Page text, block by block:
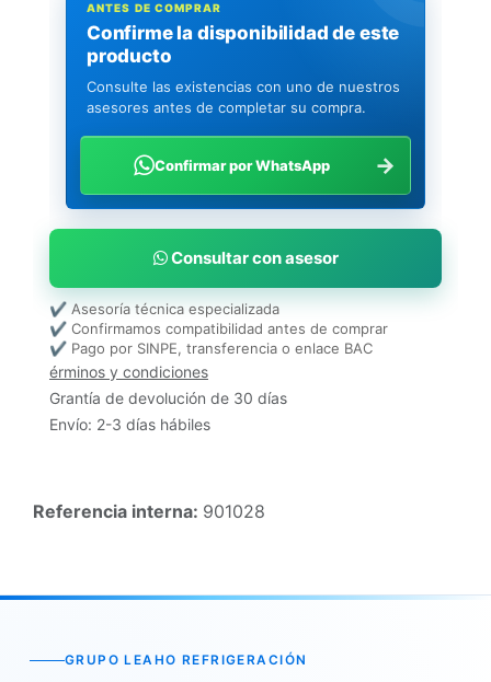
ANTES DE COMPRAR
Confirme la disponibilidad de este
producto
Consulte las existencias con uno de nuestros
asesores antes de completar su compra.
Confirmar por WhatsApp →
Consultar con asesor
✔ Asesoría técnica especializada
✔ Confirmamos compatibilidad antes de comprar
✔ Pago por SINPE, transferencia o enlace BAC
érminos y condiciones
Grantía de devolución de 30 días
Envío: 2-3 días hábiles
Referencia interna: 901028
GRUPO LEAHO REFRIGERACIÓN